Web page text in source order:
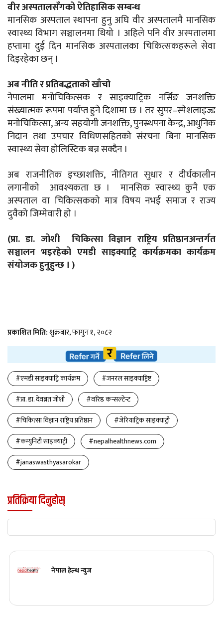
वीर अस्पतालसँगको ऐतिहासिक सम्बन्ध
मानसिक अस्पताल स्थापना हुनु अघि वीर अस्पतालमै मानसिक
स्वास्थ्य विभाग सञ्चालनमा थियो । अहिले पनि वीर अस्पतालमा
हप्तामा दुई दिन मानसिक अस्पतालका चिकित्सकहरूले सेवा
दिइरहेका छन् ।
अब नीति र प्रतिबद्धताको खाँचो
नेपालमा मनोचिकित्सक र साइक्याट्रिक नर्सिङ जनशक्ति
संख्यात्मक रूपमा पर्याप्त हुने दिशामा छ । तर सुपर–स्पेशलाइज्ड
मनोचिकित्सा, अन्य सहयोगी जनशक्ति, पुनस्र्थपना केन्द्र, आधुनिक
निदान तथा उपचार विधिणसहितको संरचना बिना मानसिक
स्वास्थ्य सेवा होलिस्टिक बन्न सक्दैन ।
अब राजनीतिक इच्छाशक्ति, नीतिगत सुधार र दीर्घकालीन
लगानीको आवश्यकता छ । मानसिक स्वास्थ्य कुनै एक
अस्पताल वा चिकित्सकको मात्र विषय नभई समाज र राज्य
दुवैको जिम्मेवारी हो ।
(प्रा. डा. जोशी चिकित्सा विज्ञान राष्ट्रिय प्रतिष्ठानअन्तर्गत
सञ्चालन भइरहेको एमडी साइक्याट्रि कार्यक्रमका कार्यक्रम
संयोजक हुनुहुन्छ । )
प्रकाशित मिति:शुक्रबार, फागुन १, २०८२
#एमडी साइक्याट्रि कार्यक्रम
#जनरल साइक्याष्ट्रिष्ट
#प्रा. डा. देवब्रत जोशी
#वरिष्ठ कन्सल्टेन्ट
#चिकित्सा विज्ञान राष्ट्रिय प्रतिष्ठान
#जेरियाट्रिक साइक्याट्री
#कम्युनिटी साइक्याट्री
#nepalhealthnews.com
#janaswasthyasarokar
प्रतिक्रिया दिनुहोस्
नेपाल हेल्थ न्युज